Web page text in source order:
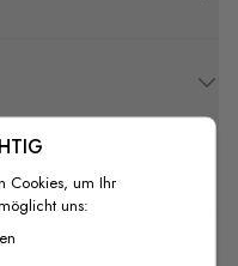
Cookies, um Ihr
uns: